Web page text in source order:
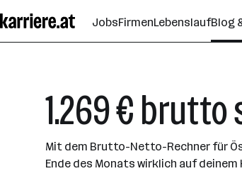
Seiteninhalt
springen
JobsFirmenLebenslaufBlog
1.269 € brutto
Mit dem Brutto-Netto-Rechner für
Ende des Monats wirklich auf